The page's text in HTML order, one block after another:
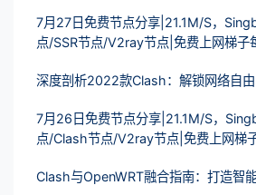
7月27日免费节点分享|21.1M/S，
点/SSR节点/V2ray节点|免费上网梯子
深度剖析2022款Clash：解锁网络自
7月26日免费节点分享|21.1M/S，
点/Clash节点/V2ray节点|免费上网梯
Clash与OpenWRT融合指南：打造智